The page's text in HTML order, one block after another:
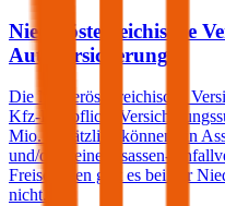
Niederösterreichische
Autoversicherung
Die Niederösterreichische
Kfz-Haftpflicht
Mio. Zusätzlich können ein
und/oder eine Insassen-
Freischaden gibt es bei der
nicht.